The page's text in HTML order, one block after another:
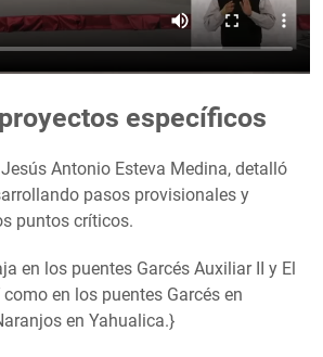
específicos
Antonio Esteva Medina, detalló
pasos provisionales y
puntos críticos.
en los puentes Garcés Auxiliar II y El
en los puentes Garcés en
en Yahualica.}